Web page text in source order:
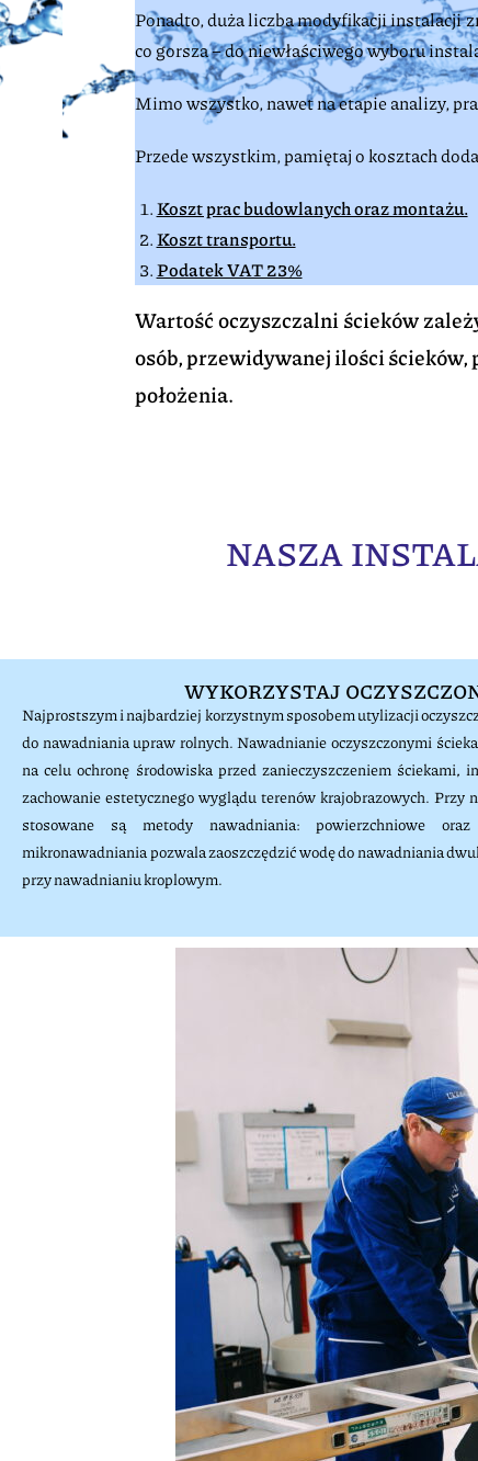
Ponadto, duża liczba modyfikacji instalacji
co gorsza – do niewłaściwego wyboru
Mimo wszystko, nawet na etapie analizy,
Przede wszystkim, pamiętaj o kosztach
Koszt prac budowlanych oraz montażu.
Koszt transportu.
Podatek VAT 23%
Wartość oczyszczalni ścieków
osób, przewidywanej ilości
położenia.
NASZA
WYKORZYSTAJ
Najprostszym i najbardziej korzystnym sposobem utylizacji
do nawadniania upraw rolnych. Nawadnianie oczyszczonymi
na celu ochronę środowiska przed zanieczyszczeniem ściekami,
zachowanie estetycznego wyglądu terenów krajobrazowych. Przy
stosowane są metody nawadniania: powierzchniowe oraz
mikronawadniania pozwala zaoszczędzić wodę do nawadniania
przy nawadnianiu kroplowym.